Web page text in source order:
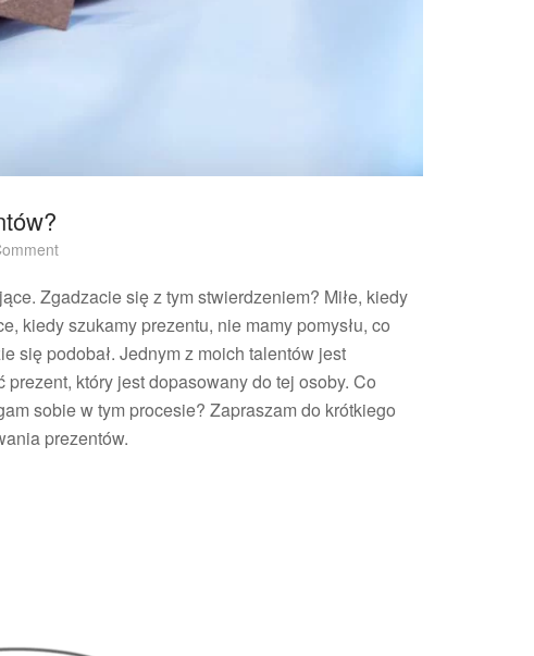
on
pomóc
w
kupowaniu
prezentów?
Zgadzacie się z tym stwierdzeniem? Miłe, kiedy
kiedy szukamy prezentu, nie mamy pomysłu, co
się podobał. Jednym z moich talentów jest
który jest dopasowany do tej osoby. Co
sobie w tym procesie? Zapraszam do krótkiego
prezentów.